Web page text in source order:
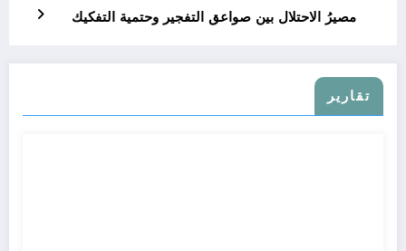
مصيرُ الاحتلال بين صواعق التفجير وحتمية التفكيك
تقارير